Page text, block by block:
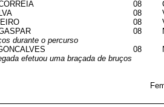
08
08
08
08
durante o percurso
08
efetuou uma braçada de bruços